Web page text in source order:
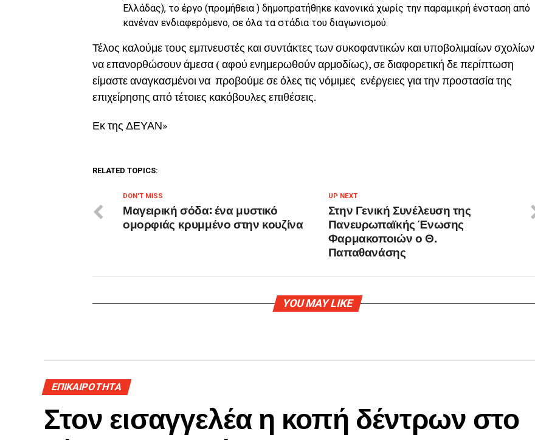
Ελλάδας), το έργο (προμήθεια ) δημοπρατήθηκε κανονικά χωρίς την παραμικρή ένσταση από
κανέναν ενδιαφερόμενο, σε όλα τα στάδια του διαγωνισμού.
Τέλος καλούμε τους εμπνευστές και συντάκτες των συκοφαντικών και υποβολιμαίων σχολίων
να επανορθώσουν άμεσα ( αφού ενημερωθούν αρμοδίως), σε διαφορετική δε περίπτωση
είμαστε αναγκασμένοι να προβούμε σε όλες τις νόμιμες ενέργειες για την προστασία της
επιχείρησης από τέτοιες κακόβουλες επιθέσεις.
Εκ της ΔΕΥΑΝ»
RELATED TOPICS:
UP NEXT
Στην Γενική Συνέλευση της
Πανευρωπαϊκής Ένωσης
Φαρμακοποιών ο Θ.
Παπαθανάσης
DON'T MISS
Μαγειρική σόδα: ένα μυστικό
ομορφιάς κρυμμένο στην κουζίνα
YOU MAY LIKE
ΕΠΙΚΑΙΡΟΤΗΤΑ
Στον εισαγγελέα η κοπή δέντρων στο